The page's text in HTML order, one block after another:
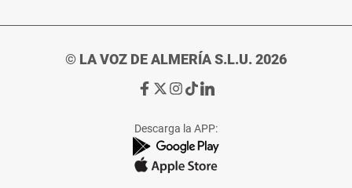
© LA VOZ DE ALMERÍA S.L.U. 2026
Ir
de
La
Voz
Ir
de
La
Voz
Ir
de
La
Voz
Ir
de
La
Voz
Ir
de
La
Voz
Descarga la APP: